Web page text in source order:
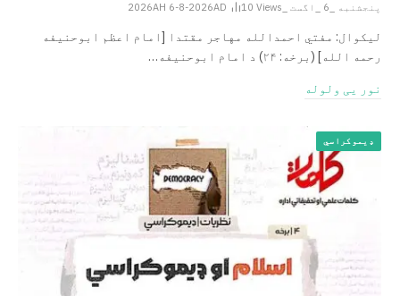
پنجشنبه _6 _اگست _2026AH 6-8-2026AD 10 Views
لیکوال: مفتي احمدالله مهاجر مقتدا [امام اعظم ابوحنیفه
رحمه الله‎] (برخه: ۲۴) د امام ابوحنيفه…
نور یی ولوله
ډیموکراسي